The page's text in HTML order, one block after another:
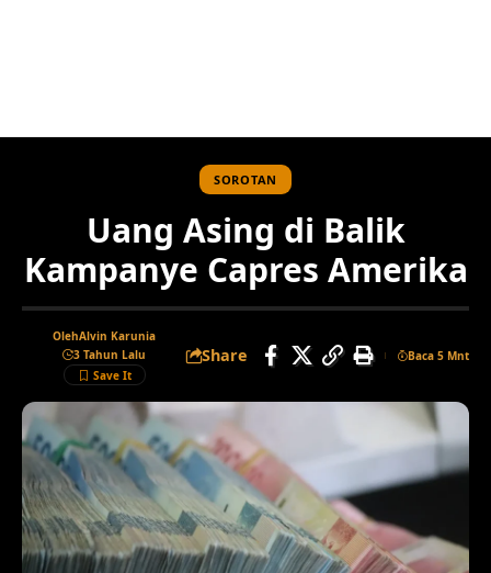
SOROTAN
Uang Asing di Balik
Kampanye Capres Amerika
OlehAlvin Karunia
3 Tahun Lalu
Share Baca 5 Mnt